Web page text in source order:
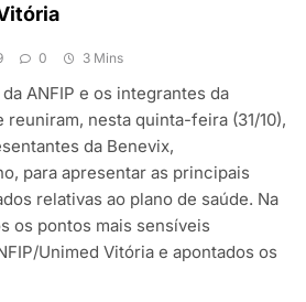
0 3 Mins
ANFIP e os integrantes da
reuniram, nesta quinta-feira (31/10),
da Benevix,
para apresentar as principais
relativas ao plano de saúde. Na
os pontos mais sensíveis
Unimed Vitória e apontados os